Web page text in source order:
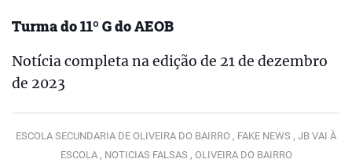
Turma do 11º G do AEOB
Notícia completa na edição de 21 de dezembro
de 2023
ESCOLA SECUNDARIA DE OLIVEIRA DO BAIRRO , FAKE NEWS , JB VAI À
ESCOLA , NOTICIAS FALSAS , OLIVEIRA DO BAIRRO